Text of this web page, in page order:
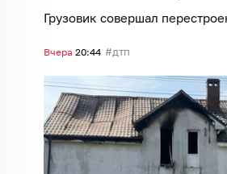
Грузовик совершал
Вчера 20:44 дтп